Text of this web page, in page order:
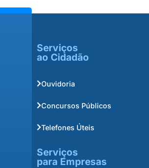
Serviços
ao Cidadão
Ouvidoria
Concursos Públicos
Telefones Úteis
Serviços
para Empresas